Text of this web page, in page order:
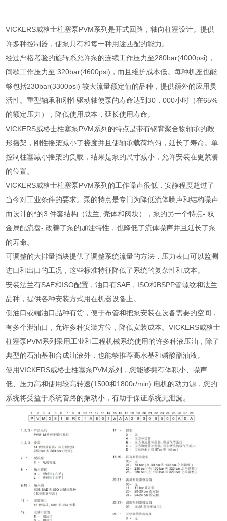
VICKERS威格士柱塞泵PVM系列是开式回路，轴向柱塞设计。提供
许多种控制器，使泵具有和每一种用途匹配的能力。
经过严格考验的旋转系允许泵的连续工作压力至280bar(4000psi)，
间歇工作压力至 320bar(4600psi)，而且维护成本低。每种机座也能
够包括230bar(3300psi) 较大流量额定值的品种，提供额外的应用灵
活性。重型轴承和刚性驱动轴使泵的寿命达到30，000小时（在65%
的额定压力），降低使用成本，延长使用寿命。
VICKERS威格士柱塞泵PVM系列的特点是带有钢背聚合物轴承的鞍
形摇架，刚性摇架减小了挠度并且使轴承载荷均匀，延长了寿命。单
控制柱塞减小摇架的负载，结果是泵的尺寸减小，允许安装在更紧凑
的位置。
VICKERS威格士柱塞泵PVM系列的工作噪声很低，安静程度超过了
当今对工业条件的要求。泵的特点是专门为降低流体噪声和结构噪声
而设计的*的3 件套结构（法兰, 壳体和阀块），泵的另一个特点- 双
金属配流盘- 改善了泵的加注特性，也降低了流体噪声并且延长了泵
的寿命。
可调整的大排量挡块提供了调整系统流量的方法，压力表口可以监测
进口和出口的工况，这些标准特征降低了系统的复杂性和成本。
安装法兰有SAE和ISO配置，油口有SAE，ISO和BSPP管螺纹和法兰
品种，提供各种安装方式用在机器设备上。
侧油口或端油口品种有货，便于布管和把泵安装在设备需要的空间，
有多个泄油口，允许多种安装方位，降低安装成本。VICKERS威格士
柱塞泵PVM系列采用工业和工程机械系统使用的许多种液压油，除了
典型的石油基和合成油液外，也能够推荐高水基和磷酸酯油液。
使用VICKERS威格士柱塞泵PVM系列，您能够拥有体积小、噪声
低、压力高和使用较高转速(1500和1800r/min) 电机的动力源，您的
系统将受益于系统管路的振动小，有助于保证系统无泄漏。